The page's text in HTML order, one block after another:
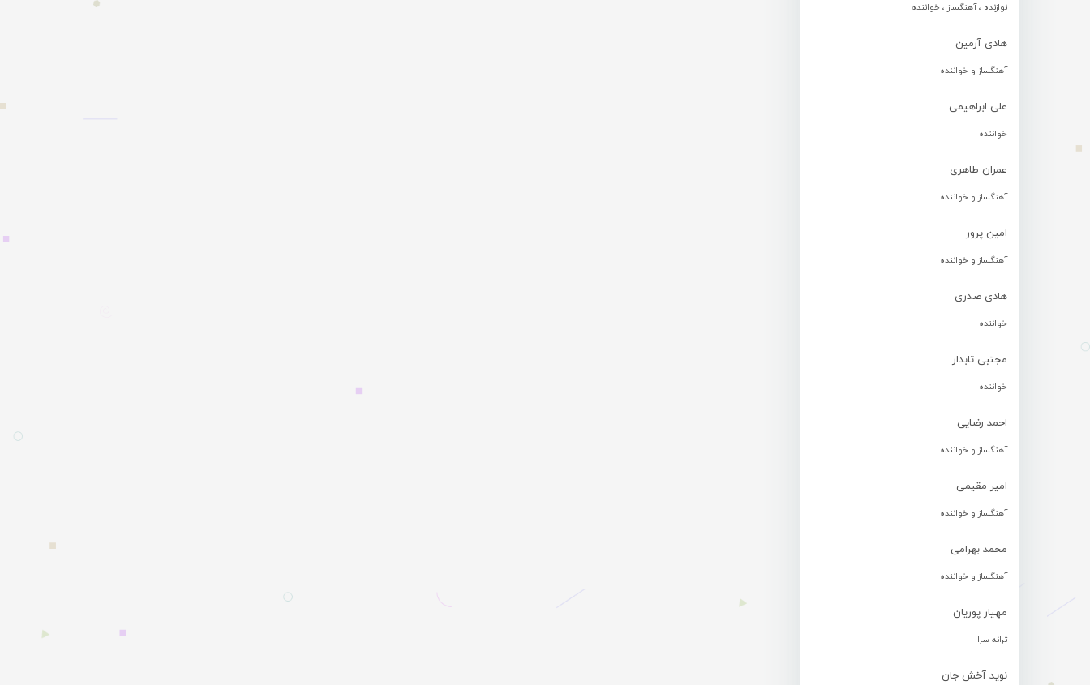
نوازنده ، آهنگساز ، خواننده
هادی آرمین
آهنگساز و خواننده
علی ابراهیمی
خواننده
عمران طاهری
آهنگساز و خواننده
امین پرور
آهنگساز و خواننده
هادی صدری
خواننده
مجتبی تابدار
خواننده
احمد رضایی
آهنگساز و خواننده
امیر مقیمی
آهنگساز و خواننده
محمد بهرامی
آهنگساز و خواننده
مهیار پوریان
ترانه سرا
نوید آخش جان